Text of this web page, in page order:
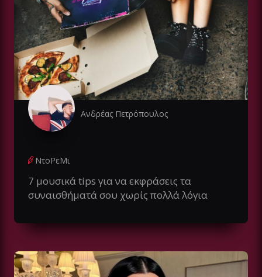
Ανδρέας Πετρόπουλος
ΝτοΡεΜι
7 μουσικά tips για να εκφράσεις τα
συναισθήματά σου χωρίς πολλά λόγια